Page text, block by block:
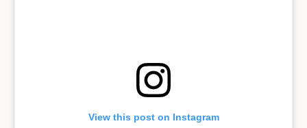
View this post on Instagram